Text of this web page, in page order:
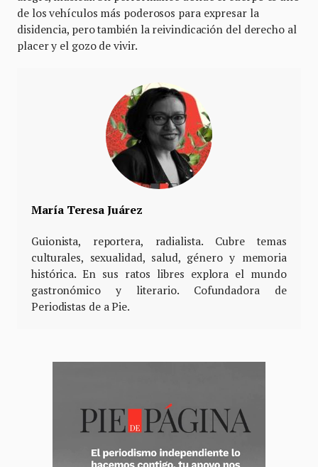
de los vehículos más poderosos para expresar la
disidencia, pero también la reivindicación del derecho al
placer y el gozo de vivir.
María Teresa Juárez
Guionista, reportera, radialista. Cubre temas
culturales, sexualidad, salud, género y memoria
histórica. En sus ratos libres explora el mundo
gastronómico y literario. Cofundadora de
Periodistas de a Pie.